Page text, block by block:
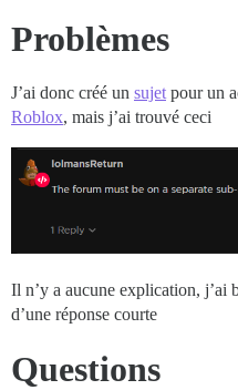
Problèmes
J’ai donc créé un sujet pour un
Roblox, mais j’ai trouvé ceci
Il n’y a aucune explication, j’ai
d’une réponse courte
Questions